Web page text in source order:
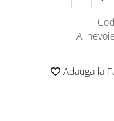
Ai
Adauga la